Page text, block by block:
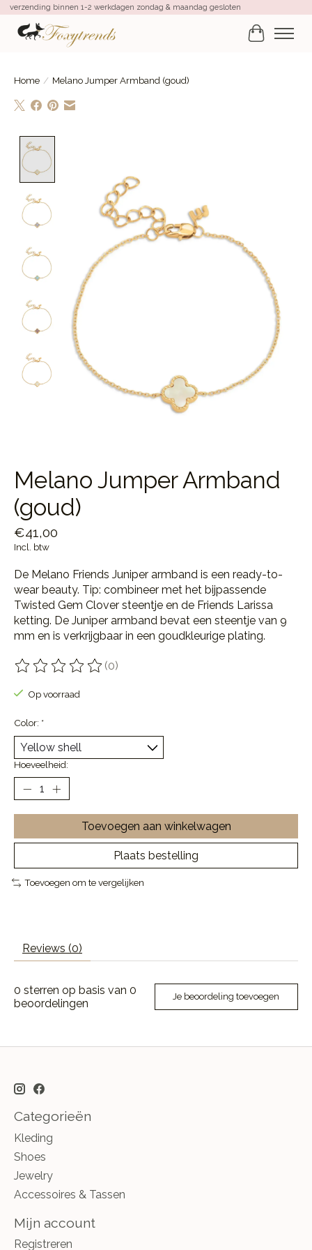
verzending binnen 1-2 werkdagen zondag & maandag gesloten
Home / Melano Jumper Armband (goud)
Melano Jumper Armband
(goud)
€41,00
Incl. btw
De Melano Friends Juniper armband is een ready-to-
wear beauty. Tip: combineer met het bijpassende
Twisted Gem Clover steentje en de Friends Larissa
ketting. De Juniper armband bevat een steentje van 9
mm en is verkrijgbaar in een goudkleurige plating.
De beoordeling van dit product is
(0)
Op voorraad
Color: *
Hoeveelheid:
Toevoegen aan winkelwagen
Plaats bestelling
Toevoegen om te vergelijken
Reviews (0)
0 sterren op basis van 0
beoordelingen
Je beoordeling toevoegen
Categorieën
Kleding
Shoes
Jewelry
Accessoires & Tassen
Mijn account
Registreren